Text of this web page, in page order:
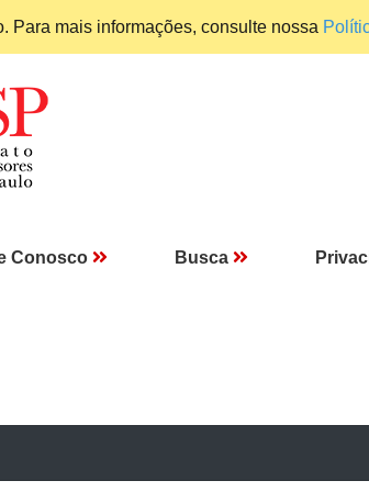
Para mais informações, consulte nossa
Conosco Busca